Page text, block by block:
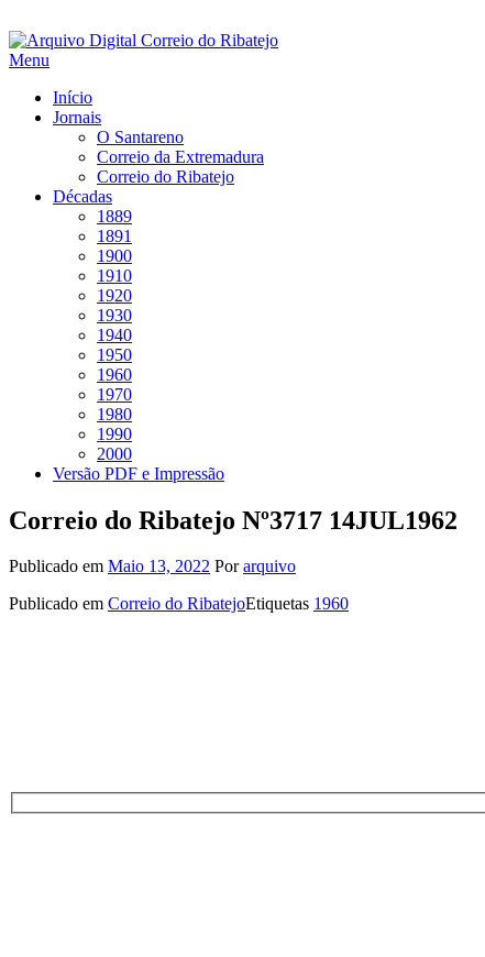
Saltar
para
Menu
Início
Jornais
O Santareno
Correio da Extremadura
Correio do Ribatejo
Décadas
1889
1891
1900
1910
1920
1930
1940
1950
1960
1970
1980
1990
2000
Versão PDF e Impressão
Correio do Ribatejo Nº3717 14JUL1962
Publicado em Maio 13, 2022 Porarquivo
Publicado em Correio do RibatejoEtiquetas 1960